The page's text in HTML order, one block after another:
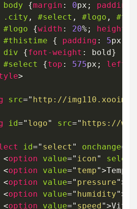
body
{margin : 0px ; padding
.city , #select , #logo ,
#logo
{width : 20%; height
#thistime
{ padding : 5px
div
{font-weight : bold}
#select
{top : 575px ; left
>
src=" http://
id=" logo" src=" https://
id=" select " onchange=
<option value=" icon"
<option value=" temp">
<option value=" pressure">
<option value=" humidity">
<option value=" speed">